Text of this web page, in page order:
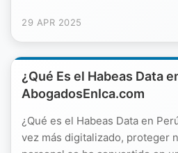
29 APR 2025
¿Qué Es el Habeas Data
AbogadosEnIca.com
¿Qué es el Habeas Data en
vez más digitalizado, proteger